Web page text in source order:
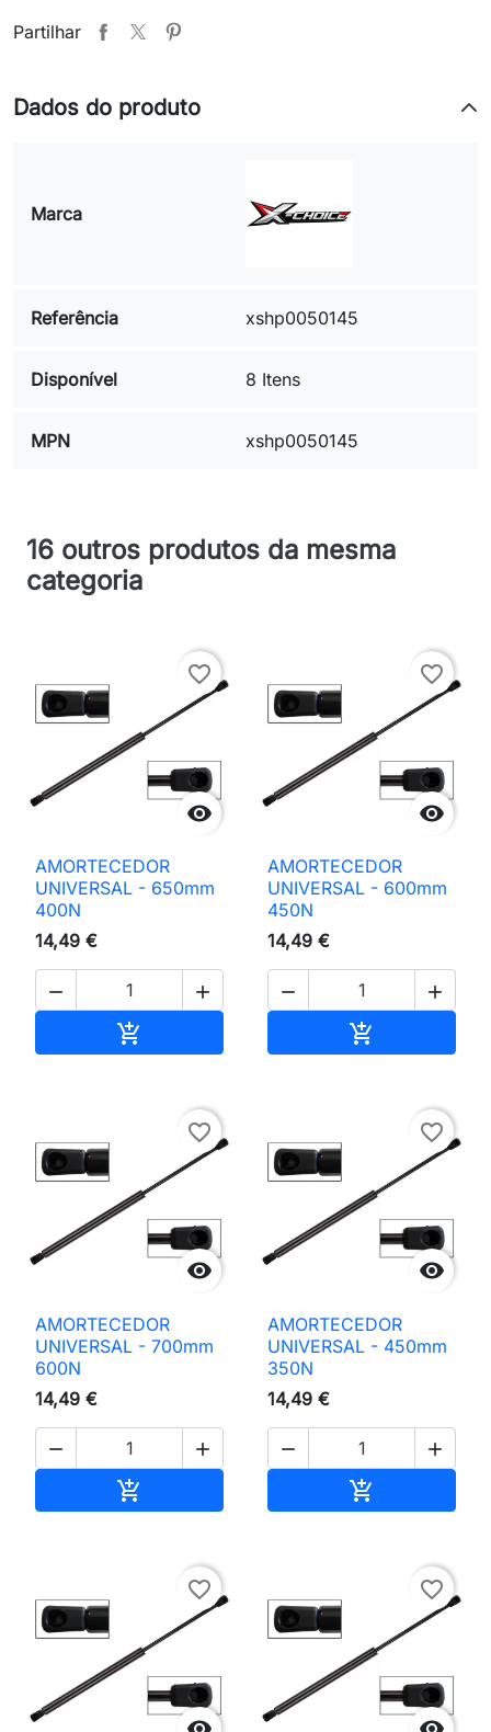
Partilhar
Dados do produto
Marca
Referência xshp0050145
Disponível 8 Itens
MPN xshp0050145
16 outros produtos da mesma
categoria

favorite_border
AMORTECEDOR
UNIVERSAL - 650mm
400N
14,49 €
 


favorite_border
AMORTECEDOR
UNIVERSAL - 600mm
450N
14,49 €
 


favorite_border
AMORTECEDOR
UNIVERSAL - 700mm
600N
14,49 €
 


favorite_border
AMORTECEDOR
UNIVERSAL - 450mm
350N
14,49 €
 

favorite_border favorite_border